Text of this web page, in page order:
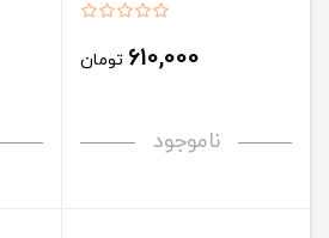
610,000 تومان
ناموجود